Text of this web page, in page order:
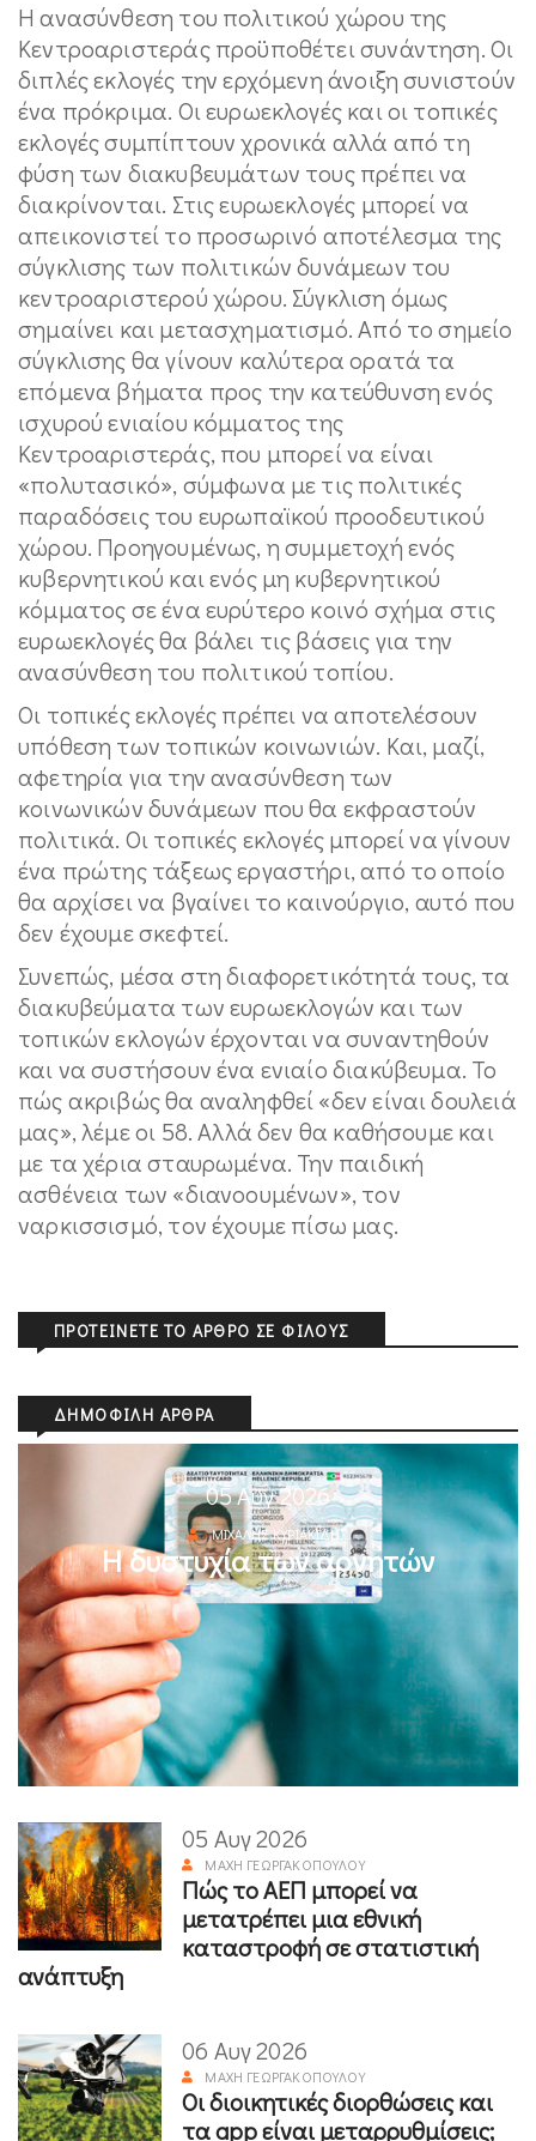
Η ανασύνθεση του πολιτικού χώρου της
Κεντροαριστεράς προϋποθέτει συνάντηση. Οι
διπλές εκλογές την ερχόμενη άνοιξη συνιστούν
ένα πρόκριμα. Οι ευρωεκλογές και οι τοπικές
εκλογές συμπίπτουν χρονικά αλλά από τη
φύση των διακυβευμάτων τους πρέπει να
διακρίνονται. Στις ευρωεκλογές μπορεί να
απεικονιστεί το προσωρινό αποτέλεσμα της
σύγκλισης των πολιτικών δυνάμεων του
κεντροαριστερού χώρου. Σύγκλιση όμως
σημαίνει και μετασχηματισμό. Από το σημείο
σύγκλισης θα γίνουν καλύτερα ορατά τα
επόμενα βήματα προς την κατεύθυνση ενός
ισχυρού ενιαίου κόμματος της
Κεντροαριστεράς, που μπορεί να είναι
«πολυτασικό», σύμφωνα με τις πολιτικές
παραδόσεις του ευρωπαϊκού προοδευτικού
χώρου. Προηγουμένως, η συμμετοχή ενός
κυβερνητικού και ενός μη κυβερνητικού
κόμματος σε ένα ευρύτερο κοινό σχήμα στις
ευρωεκλογές θα βάλει τις βάσεις για την
ανασύνθεση του πολιτικού τοπίου.
Οι τοπικές εκλογές πρέπει να αποτελέσουν
υπόθεση των τοπικών κοινωνιών. Και, μαζί,
αφετηρία για την ανασύνθεση των
κοινωνικών δυνάμεων που θα εκφραστούν
πολιτικά. Οι τοπικές εκλογές μπορεί να γίνουν
ένα πρώτης τάξεως εργαστήρι, από το οποίο
θα αρχίσει να βγαίνει το καινούργιο, αυτό που
δεν έχουμε σκεφτεί.
Συνεπώς, μέσα στη διαφορετικότητά τους, τα
διακυβεύματα των ευρωεκλογών και των
τοπικών εκλογών έρχονται να συναντηθούν
και να συστήσουν ένα ενιαίο διακύβευμα. Το
πώς ακριβώς θα αναληφθεί «δεν είναι δουλειά
μας», λέμε οι 58. Αλλά δεν θα καθήσουμε και
με τα χέρια σταυρωμένα. Την παιδική
ασθένεια των «διανοουμένων», τον
ναρκισσισμό, τον έχουμε πίσω μας.
ΠΡΟΤΕΊΝΕΤΕ ΤΟ ΆΡΘΡΟ ΣΕ ΦΊΛΟΥΣ
ΔΗΜΟΦΙΛΉ ΆΡΘΡΑ
05 Αυγ 2026
ΜΙΧΆΛΗΣ ΚΥΡΙΑΚΊΔΗΣ
Η δυστυχία των αρνητών
05 Αυγ 2026
ΜΆΧΗ ΓΕΩΡΓΑΚΟΠΟΎΛΟΥ
Πώς το ΑΕΠ μπορεί να
μετατρέπει μια εθνική
καταστροφή σε στατιστική
ανάπτυξη
06 Αυγ 2026
ΜΆΧΗ ΓΕΩΡΓΑΚΟΠΟΎΛΟΥ
Οι διοικητικές διορθώσεις και
τα app είναι μεταρρυθμίσεις;